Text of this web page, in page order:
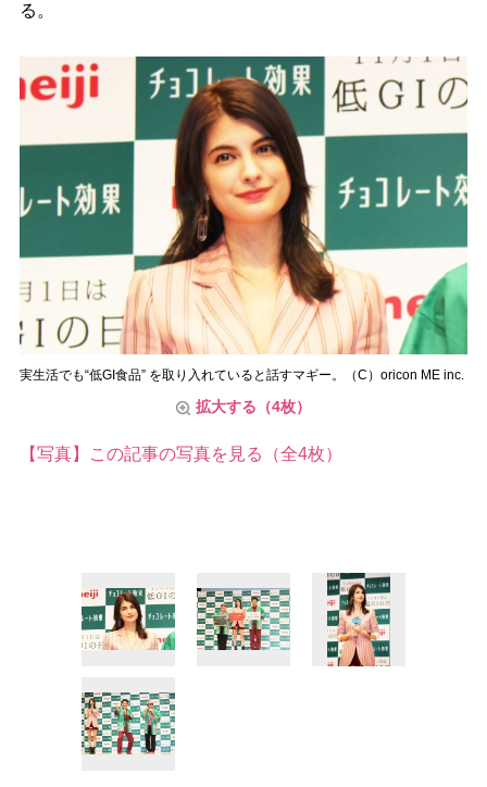
る。
実生活でも“低GI食品” を取り入れていると話すマギー。（C）oricon ME inc.
拡大する（4枚）
【写真】この記事の写真を見る（全4枚）